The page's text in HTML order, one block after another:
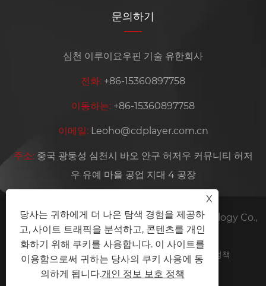
문의하기
심천 이루이요우핀 기술 유한회사
전화: +86-15360897758
이동하는: +86-15360897758
이메일: Leoho@cdplayer.com.cn
주소: 중국 광둥성 심천시 바오 안구 허저우 커뮤니티 허저
우 유예 마을 공업 지대 4 공장
저작권 © 2026 Shenzhen Yiruiyoupin Technology Co.,
Ltd. 판권 소유.
Links Sitemap RSS XML 개인 정보 보호 정책
X
당사는 귀하에게 더 나은 탐색 경험을 제공하
고, 사이트 트래픽을 분석하고, 콘텐츠를 개인
화하기 위해 쿠키를 사용합니다. 이 사이트를
이용함으로써 귀하는 당사의 쿠키 사용에 동
의하게 됩니다.개인 정보 보호 정책